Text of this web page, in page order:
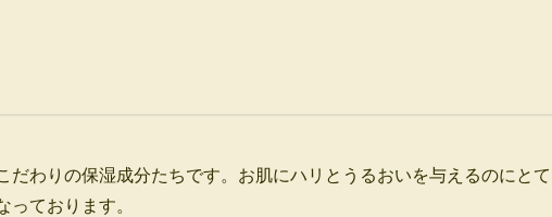
だわりの保湿成分たちです。お肌にハリとうるおいを与えるのにとて
っております。